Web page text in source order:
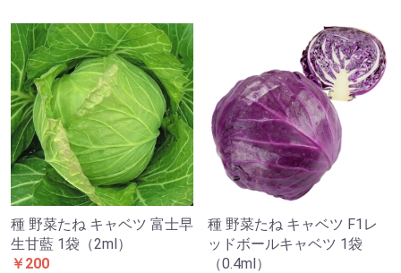
種 野菜たね キャベツ 富士早
生甘藍 1袋（2ml）
￥200
種 野菜たね キャベツ F1レ
ッドボールキャベツ 1袋
（0.4ml）